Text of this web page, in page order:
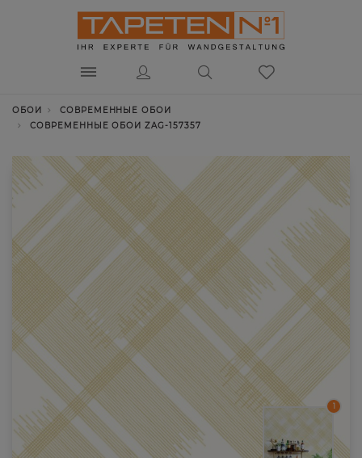
ОБОИ
СОВРЕМЕННЫЕ ОБОИ
СОВРЕМЕННЫЕ ОБОИ ZAG-157357
1